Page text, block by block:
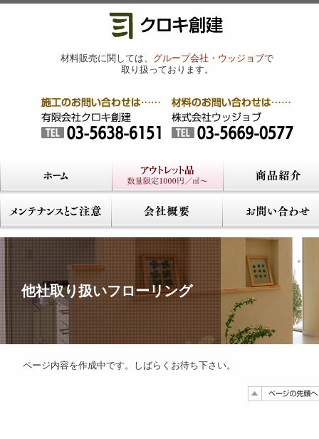
材料販売に関しては、 グループ会社・ウッジョブで
取り扱っております。
他社取り扱いフローリング
ページ内容を作成中です。しばらくお待ち下さい。